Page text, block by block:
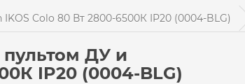
Colo 80 Вт 2800-6500К IP20 (0004-BLG)
ДУ и
IP20 (0004-BLG)